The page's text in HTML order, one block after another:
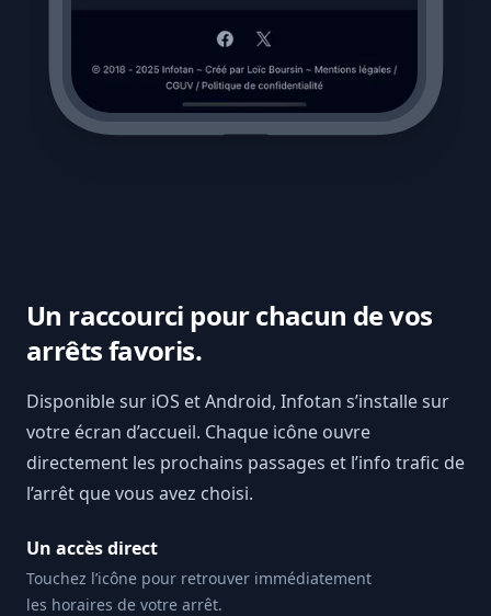
Un raccourci pour chacun de vos
arrêts favoris.
Disponible sur iOS et Android, Infotan s’installe sur
votre écran d’accueil. Chaque icône ouvre
directement les prochains passages et l’info trafic de
l’arrêt que vous avez choisi.
Un accès direct
Touchez l’icône pour retrouver immédiatement
les horaires de votre arrêt.